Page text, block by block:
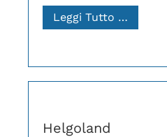
Leggi Tutto …
Helgoland